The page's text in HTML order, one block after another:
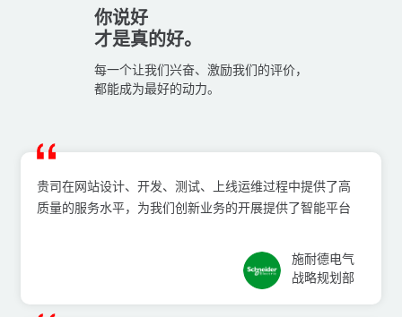
你说好
才是真的好。
每一个让我们兴奋、激励我们的评价，
都能成为最好的动力。
贵司在⽹站设计、开发、测试、上线运维过程中提供了⾼
质量的服务⽔平，为我们创新业务的开展提供了智能平台
施耐德电⽓
战略规划部